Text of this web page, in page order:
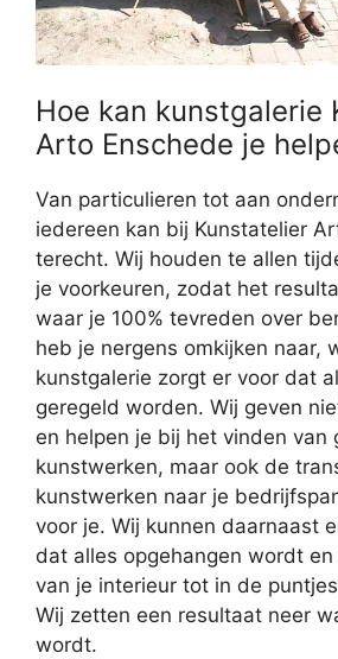
Hoe kan kunstgalerie
Arto Enschede je
Van particulieren tot aan
iedereen kan bij Kunstatelier
terecht. Wij houden te allen
je voorkeuren, zodat het
waar je 100% tevreden over
heb je nergens omkijken naar,
kunstgalerie zorgt er voor dat
geregeld worden. Wij geven
en helpen je bij het vinden van
kunstwerken, maar ook de
kunstwerken naar je
voor je. Wij kunnen daarnaast
dat alles opgehangen wordt
van je interieur tot in de
Wij zetten een resultaat neer
wordt.